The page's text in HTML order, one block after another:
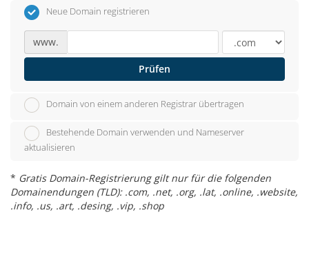
Neue Domain registrieren
www.
Prüfen
Domain von einem anderen Registrar übertragen
Bestehende Domain verwenden und Nameserver
aktualisieren
* Gratis Domain-Registrierung gilt nur für die folgenden
Domainendungen (TLD): .com, .net, .org, .lat, .online, .website,
.info, .us, .art, .desing, .vip, .shop